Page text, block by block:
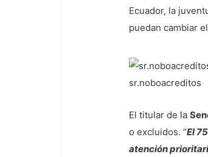
Ecuador, la
puedan cambiar
sr.noboacreditos
El titular de la
o excluidos. “El
atención